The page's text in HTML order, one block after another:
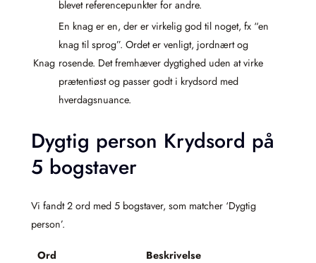
blevet referencepunkter for andre.
Knag
En knag er en, der er virkelig god til noget, fx “en
knag til sprog”. Ordet er venligt, jordnært og
rosende. Det fremhæver dygtighed uden at virke
prætentiøst og passer godt i krydsord med
hverdagsnuance.
Dygtig person Krydsord på
5 bogstaver
Vi fandt 2 ord med 5 bogstaver, som matcher ‘Dygtig
person’.
Ord Beskrivelse